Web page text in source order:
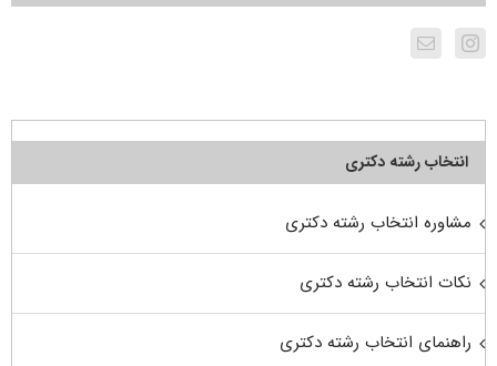
انتخاب رشته دکتری
مشاوره انتخاب رشته دکتری
نکات انتخاب رشته دکتری
راهنمای انتخاب رشته دکتری